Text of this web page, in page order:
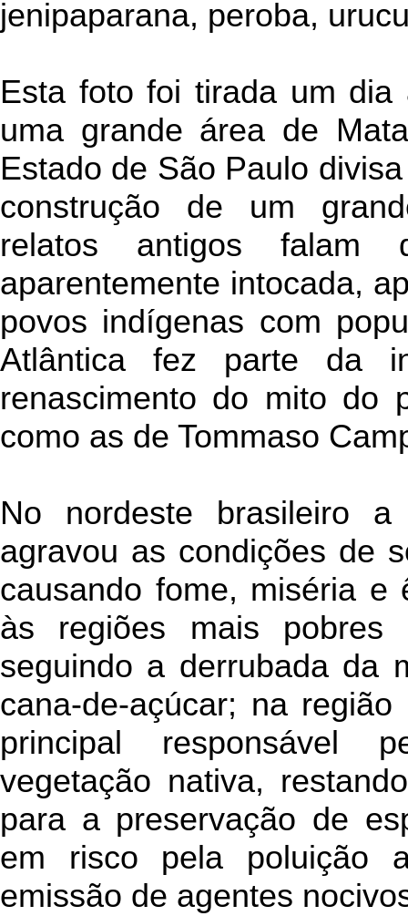
jenipaparana, peroba,
Esta foto foi tirada um dia
uma grande área de
Estado de São Paulo
construção de um
relatos antigos falam
aparentemente intocada,
povos indígenas com
Atlântica fez parte da
renascimento do mito do
como as de Tommaso
No nordeste brasileiro
agravou as condições de
causando fome, miséria e
às regiões mais pobres
seguindo a derrubada da
cana-de-açúcar; na
principal responsável
vegetação nativa,
para a preservação de
em risco pela poluição
emissão de agentes